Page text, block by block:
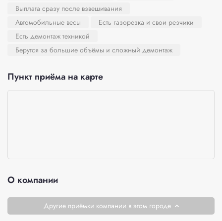
Выплата сразу после взвешивания
Автомобильные весы
Есть газорезка и свои резчики
Есть демонтаж техникой
Берутся за большие объёмы и сложный демонтаж
Пункт приёма на карте
О компании
Другие приёмки компании в этом городе